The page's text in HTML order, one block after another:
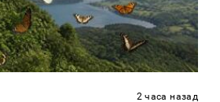
2 часа назад